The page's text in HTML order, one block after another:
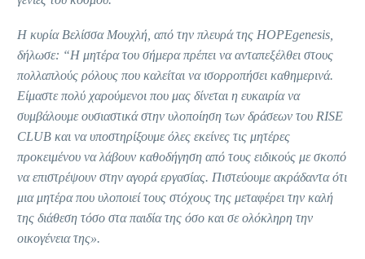
Η κυρία Βελίσσα Μουχλή, από την πλευρά της ΗOPEgenesis
δήλωσε: “Η μητέρα του σήμερα πρέπει να ανταπεξέλθει στους
πολλαπλούς ρόλους που καλείται να ισορροπήσει καθημερινά.
Είμαστε πολύ χαρούμενοι που μας δίνεται η ευκαιρία να
συμβάλουμε ουσιαστικά στην υλοποίηση των δράσεων του RISE
CLUB και να υποστηρίξουμε όλες εκείνες τις μητέρες
προκειμένου να λάβουν καθοδήγηση από τους ειδικούς με σκοπό
να επιστρέψουν στην αγορά εργασίας. Πιστεύουμε ακράδαντα ότι
μια μητέρα που υλοποιεί τους στόχους της μεταφέρει την καλή
της διάθεση τόσο στα παιδία της όσο και σε ολόκληρη την
οικογένεια της».